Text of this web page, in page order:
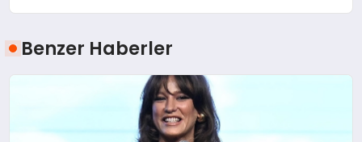
Benzer Haberler